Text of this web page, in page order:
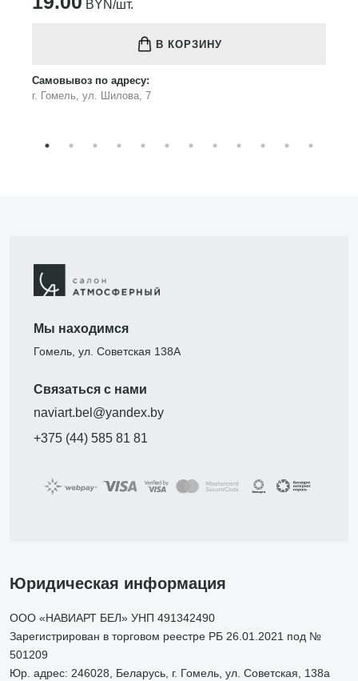
BYN/шт.
В КОРЗИНУ
Самовывоз по адресу:
г. Гомель, ул. Шилова, 7
Мы находимся
Гомель, ул. Советская 138А
Связаться с нами
naviart.bel@yandex.by
+375 (44) 585 81 81
Юридическая информация
ООО «НАВИАРТ БЕЛ» УНП 491342490
Зарегистрирован в торговом реестре РБ 26.01.2021 под №
501209
Юр. адрес: 246028, Беларусь, г. Гомель, ул. Советская, 138а